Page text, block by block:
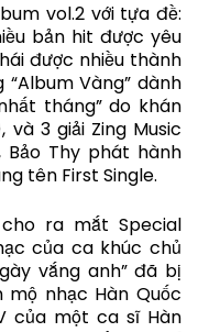
vol.2 với tựa đề:
bản hit được yêu
được nhiều thành
Vàng” dành
tháng” do khán
3 giải Zing Music
Bảo Thy phát hành
tên First Single.
cho ra mắt Special
của ca khúc chủ
vắng anh” đã bị
nhạc Hàn Quốc
của một ca sĩ Hàn